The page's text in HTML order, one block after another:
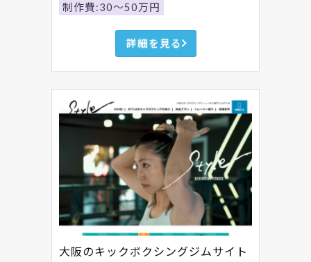
制作費:30～50万円
詳細を見る
大阪のキックボクシングジムサイト